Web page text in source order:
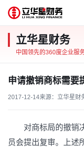
立华星财务
中国领先的360度企业服
申请撤销商标需要
2017-12-14来源：立华星财
对商标局的撤销决
员会提出复审。上述